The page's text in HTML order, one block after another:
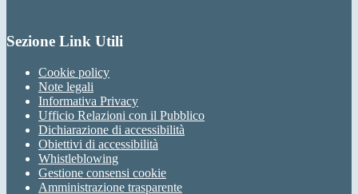
Sezione Link Utili
Cookie policy
Note legali
Informativa Privacy
Ufficio Relazioni con il Pubblico
Dichiarazione di accessibilità
Obiettivi di accessibilità
Whistleblowing
Gestione consensi cookie
Amministrazione trasparente